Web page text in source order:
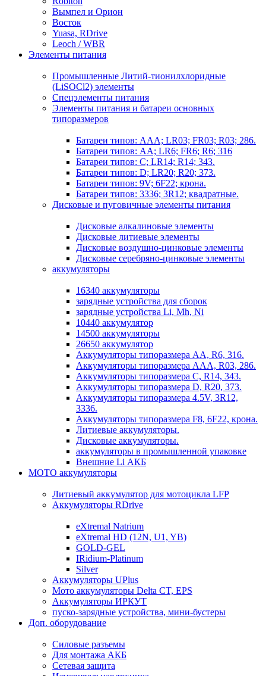
Вымпел и Орион
Восток
Yuasa, RDrive
Leoch / WBR
Элементы питания
Промышленные Литий-тионилхлоридные
(LiSOCl2) элементы
Спецэлементы питания
Элементы питания и батареи основных
типоразмеров
Батареи типов: AAA; LR03; FR03; R03; 286.
Батареи типов: AA; LR6; FR6; R6; 316
Батареи типов: C; LR14; R14; 343.
Батареи типов: D; LR20; R20; 373.
Батареи типов: 9V; 6F22; крона.
Батареи типов: 3336; 3R12; квадратные.
Дисковые и пуговичные элементы питания
Дисковые алкалиновые элементы
Дисковые литиевые элементы
Дисковые воздушно-цинковые элементы
Дисковые серебряно-цинковые элементы
аккумуляторы
16340 аккумуляторы
зарядные устройства для сборок
зарядные устройства Li, Mh, Ni
10440 аккумулятор
14500 аккумуляторы
26650 аккумулятор
Аккумуляторы типоразмера АА, R6, 316.
Аккумуляторы типоразмера ААА, R03, 286.
Аккумуляторы типоразмера С, R14, 343.
Аккумуляторы типоразмера D, R20, 373.
Аккумуляторы типоразмера 4.5V, 3R12,
3336.
Аккумуляторы типоразмера F8, 6F22, крона.
Литиевые аккумуляторы.
Дисковые аккумуляторы.
аккумуляторы в промышленной упаковке
Внешние Li АКБ
МОТО аккумуляторы
Литиевый аккумулятор для мотоцикла LFP
Аккумуляторы RDrive
eXtremal Natrium
eXtremal HD (12N, U1, YB)
GOLD-GEL
IRidium-Platinum
Silver
Аккумуляторы UPlus
Мото аккумуляторы Delta CT, EPS
Аккумуляторы ИРКУТ
пуско-зарядные устройства, мини-бустеры
Доп. оборудование
Силовые разъемы
Для монтажа АКБ
Сетевая защита